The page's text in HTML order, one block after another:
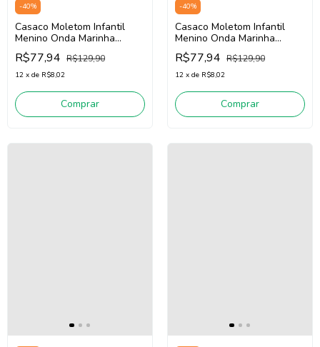
-40%
Casaco Moletom Infantil
Menino Onda Marinha
1261047 (Azul)
R$77,94 R$129,90
12 x de R$8,02
Comprar
-40%
Casaco Moletom Infantil
Menino Onda Marinha
1261047 (Verde)
R$77,94 R$129,90
12 x de R$8,02
Comprar